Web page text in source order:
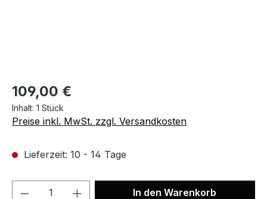
109,00 €
Inhalt: 1 Stück
Preise inkl. MwSt. zzgl. Versandkosten
Lieferzeit: 10 - 14 Tage
In den Warenkorb